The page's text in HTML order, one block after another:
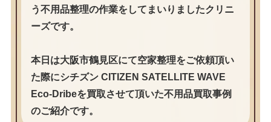
う不用品整理の作業をしてまいりましたクリニ
ーズです。
本日は大阪市鶴見区にて空家整理をご依頼頂い
た際にシチズン CITIZEN SATELLITE WAVE
Eco-Dribeを買取させて頂いた不用品買取事例
のご紹介です。